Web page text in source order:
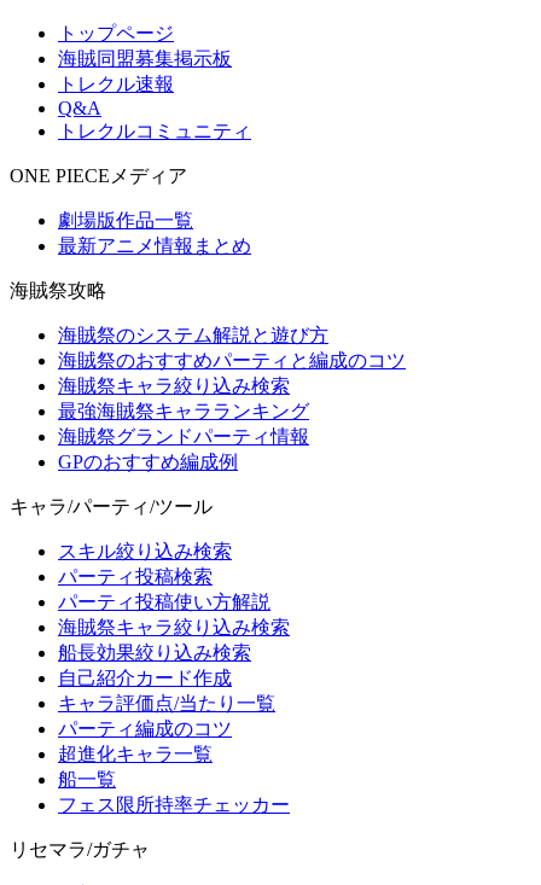
トップページ
海賊同盟募集掲示板
トレクル速報
Q&A
トレクルコミュニティ
ONE PIECEメディア
劇場版作品一覧
最新アニメ情報まとめ
海賊祭攻略
海賊祭のシステム解説と遊び方
海賊祭のおすすめパーティと編成のコツ
海賊祭キャラ絞り込み検索
最強海賊祭キャラランキング
海賊祭グランドパーティ情報
GPのおすすめ編成例
キャラ/パーティ/ツール
スキル絞り込み検索
パーティ投稿検索
パーティ投稿使い方解説
海賊祭キャラ絞り込み検索
船長効果絞り込み検索
自己紹介カード作成
キャラ評価点/当たり一覧
パーティ編成のコツ
超進化キャラ一覧
船一覧
フェス限所持率チェッカー
リセマラ/ガチャ